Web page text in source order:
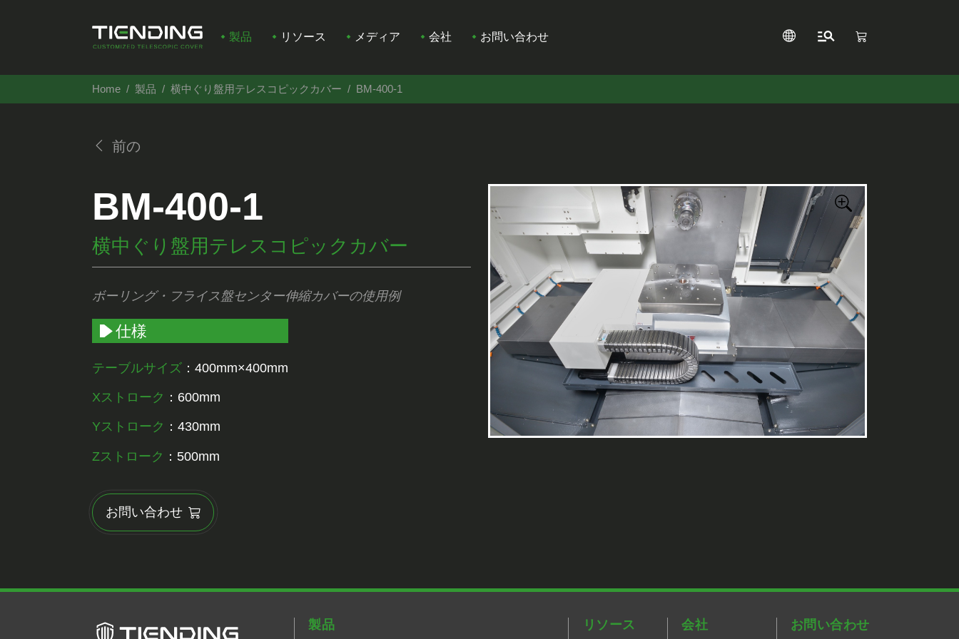
製品 リソース メディア 会社 お問い合わせ
Home 製品 横中ぐり盤用テレスコピックカバー BM-400-1
前の
BM-400-1
横中ぐり盤用テレスコピックカバー
ボーリング・フライス盤センター伸縮カバーの使用例
仕様
テーブルサイズ ：400mm×400mm
Xストローク ：600mm
Yストローク ：430mm
Zストローク ：500mm
お問い合わせ
製品 リソース 会社 お問い合わせ